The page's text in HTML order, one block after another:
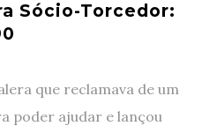
Sócio-Torcedor:
que reclamava de um
poder ajudar e lançou